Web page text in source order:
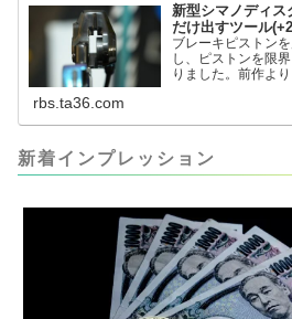
新型シマノディス
だけ出すツール
ブレーキピストン
し、ピストンを限
りました。前作よ
って、オイル漏れ
ましたが、ギリギ
内部の汚れをさら
rbs.ta36.com
新着インプレッション